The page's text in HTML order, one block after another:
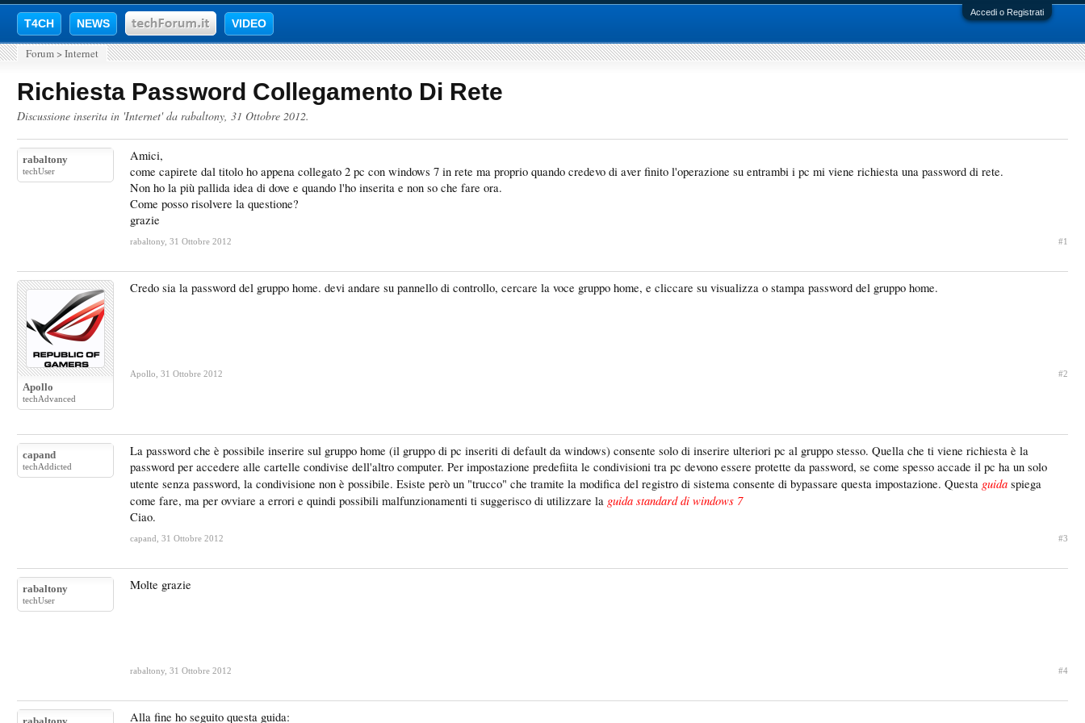
Accedi o Registrati
T4CH NEWS VIDEO
Forum > Internet
Richiesta Password Collegamento Di Rete
Discussione inserita in 'Internet' da rabaltony, 31 Ottobre 2012.
rabaltony
techUser
Amici,
come capirete dal titolo ho appena collegato 2 pc con windows 7 in rete ma proprio quando credevo di aver finito l'operazione su entrambi i pc mi viene richiesta una password di rete.
Non ho la più pallida idea di dove e quando l'ho inserita e non so che fare ora.
Come posso risolvere la questione?
grazie
rabaltony 31 Ottobre 2012 #1
Apollo
techAdvanced
Credo sia la password del gruppo home. devi andare su pannello di controllo, cercare la voce gruppo home, e cliccare su visualizza o stampa password del gruppo home.
Apollo 31 Ottobre 2012 #2
capand
techAddicted
La password che è possibile inserire sul gruppo home (il gruppo di pc inseriti di default da windows) consente solo di inserire ulteriori pc al gruppo stesso. Quella che ti viene richiesta è la
password per accedere alle cartelle condivise dell'altro computer. Per impostazione predefiita le condivisioni tra pc devono essere protette da password, se come spesso accade il pc ha un solo
utente senza password, la condivisione non è possibile. Esiste però un "trucco" che tramite la modifica del registro di sistema consente di bypassare questa impostazione. Questa guida spiega
come fare, ma per ovviare a errori e quindi possibili malfunzionamenti ti suggerisco di utilizzare la guida standard di windows 7
Ciao.
capand 31 Ottobre 2012 #3
rabaltony
techUser
Molte grazie
rabaltony 31 Ottobre 2012 #4
Alla fine ho seguito questa guida: